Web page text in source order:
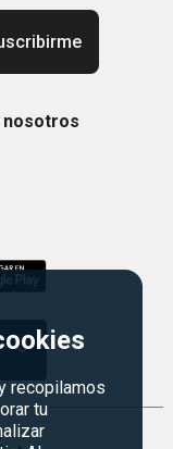
recopilamos
tu
nosotros